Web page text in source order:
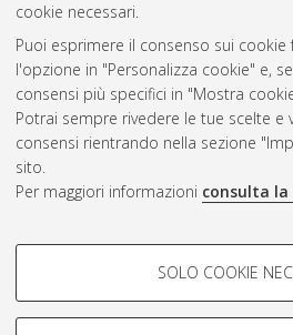
cookie necessari.
Puoi esprimere il consenso sui
l'opzione in "Personalizza cookie" e,
consensi più specifici in "Mostra
Potrai sempre rivedere le tue scelte e
consensi rientrando nella sezione
sito.
Per maggiori informazioni consulta la
COOKIE DI PROFILAZIONE -
Si tratta di cookie utilizzati per
SOLO COOKIE
Atom
Rss 1.0
Rss 2.0
ISSN: 2038-7946
Impostazioni Cookie
Informativa sulla privacy
Condizioni d’uso del sito